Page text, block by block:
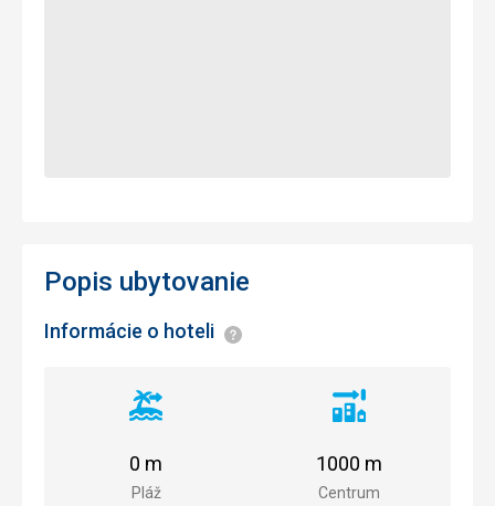
Popis ubytovanie
Informácie o hoteli Informácie
Vzdialenosť
pláže
Pláž
0 m
Vzdialenosť
centra
Centrum
1000 m